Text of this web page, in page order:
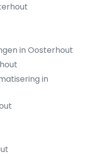
in Oosterhout
in